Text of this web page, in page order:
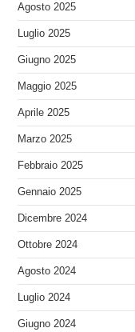
Agosto 2025
Luglio 2025
Giugno 2025
Maggio 2025
Aprile 2025
Marzo 2025
Febbraio 2025
Gennaio 2025
Dicembre 2024
Ottobre 2024
Agosto 2024
Luglio 2024
Giugno 2024